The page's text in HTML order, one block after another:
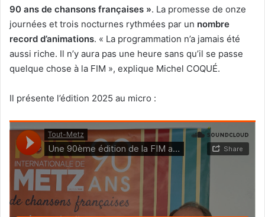
90 ans de chansons françaises ». La promesse de onze
journées et trois nocturnes rythmées par un nombre
record d’animations. « La programmation n’a jamais été
aussi riche. Il n’y aura pas une heure sans qu’il se passe
quelque chose à la FIM », explique Michel COQUÉ.
Il présente l’édition 2025 au micro :